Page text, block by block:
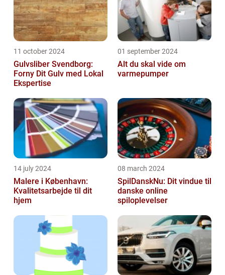
11 october 2024
Gulvsliber Svendborg:
Forny Dit Gulv med Lokal
Ekspertise
01 september 2024
Alt du skal vide om
varmepumper
14 july 2024
Malere i København:
Kvalitetsarbejde til dit
hjem
08 march 2024
SpilDanskNu: Dit vindue til
danske online
spiloplevelser